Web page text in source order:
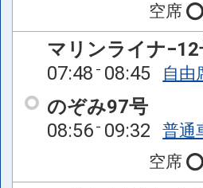
空席
マリンライナ−12
07:48 08:45 自由
のぞみ97号
08:56 09:32 普通
空席